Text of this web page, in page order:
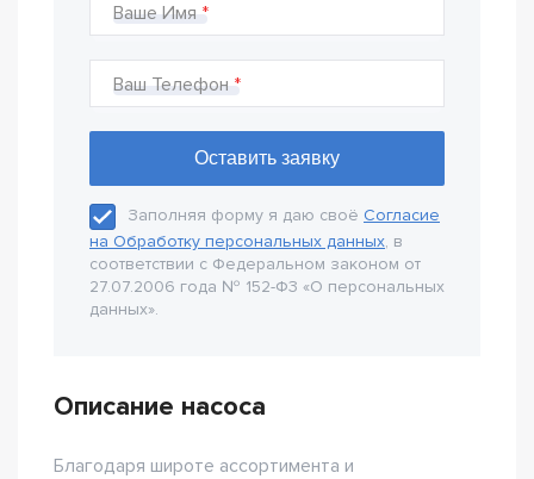
Ваше Имя
Ваш Телефон
Заполняя форму я даю своё Согласие
на Обработку персональных данных, в
соответствии с Федеральном законом от
27.07.2006 года № 152-Ф3 «О персональных
данных».
Описание насоса
Благодаря широте ассортимента и